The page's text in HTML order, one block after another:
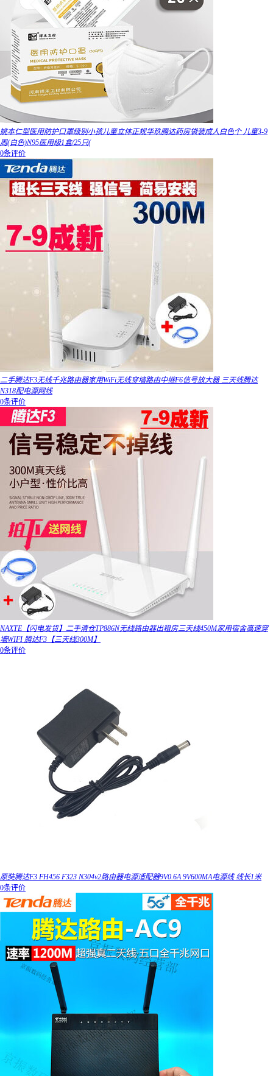
姚本仁型医用防护口罩级别小孩儿童立体正规华玖腾达药房袋装成人白色个 儿童3-9
周(白色)N95医用级1盒/25只(
0条评价
二手腾达F3无线千兆路由器家用WiFi无线穿墙路由中继F6信号放大器 三天线腾达
N318配电源网线
0条评价
NAXTE【闪电发货】二手清仓TP886N无线路由器出租房三天线450M家用宿舍高速穿
墙WIFI 腾达F3【三天线300M】
0条评价
原奘腾达F3 FH456 F323 N304v2路由器电源适配器9V0.6A 9V600MA电源线 线长1米
0条评价